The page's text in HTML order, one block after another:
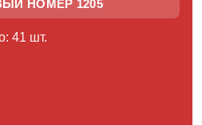
НОМЕР 1205
41 шт.